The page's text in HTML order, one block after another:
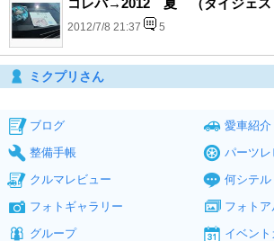
コレパ→2012 夏 （ダイジェス
2012/7/8 21:37 5
ミクプリさん
ブログ
愛車紹介
整備手帳
パーツレ
クルマレビュー
何シテル
フォトギャラリー
フォトア
グループ
イベン